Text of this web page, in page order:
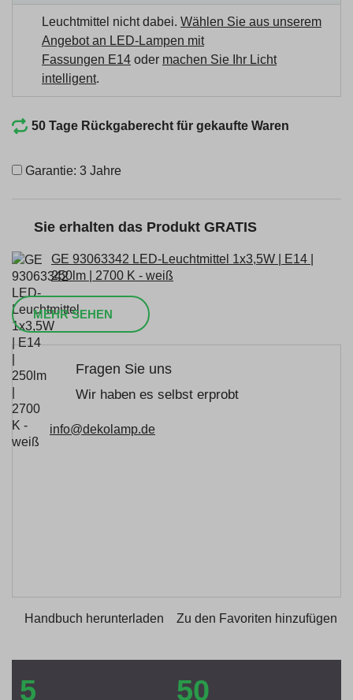
Leuchtmittel nicht dabei. Wählen Sie aus unserem
Angebot an LED-Lampen mit
Fassungen E14 oder machen Sie Ihr Licht
intelligent.
50 Tage Rückgaberecht für gekaufte Waren
Garantie: 3 Jahre
Sie erhalten das Produkt GRATIS
GE 93063342 LED-Leuchtmittel 1x3,5W | E14 |
250lm | 2700 K - weiß
MEHR SEHEN
Fragen Sie uns
Wir haben es selbst erprobt
info@dekolamp.de
Handbuch herunterladen Zu den Favoriten hinzufügen
5 50